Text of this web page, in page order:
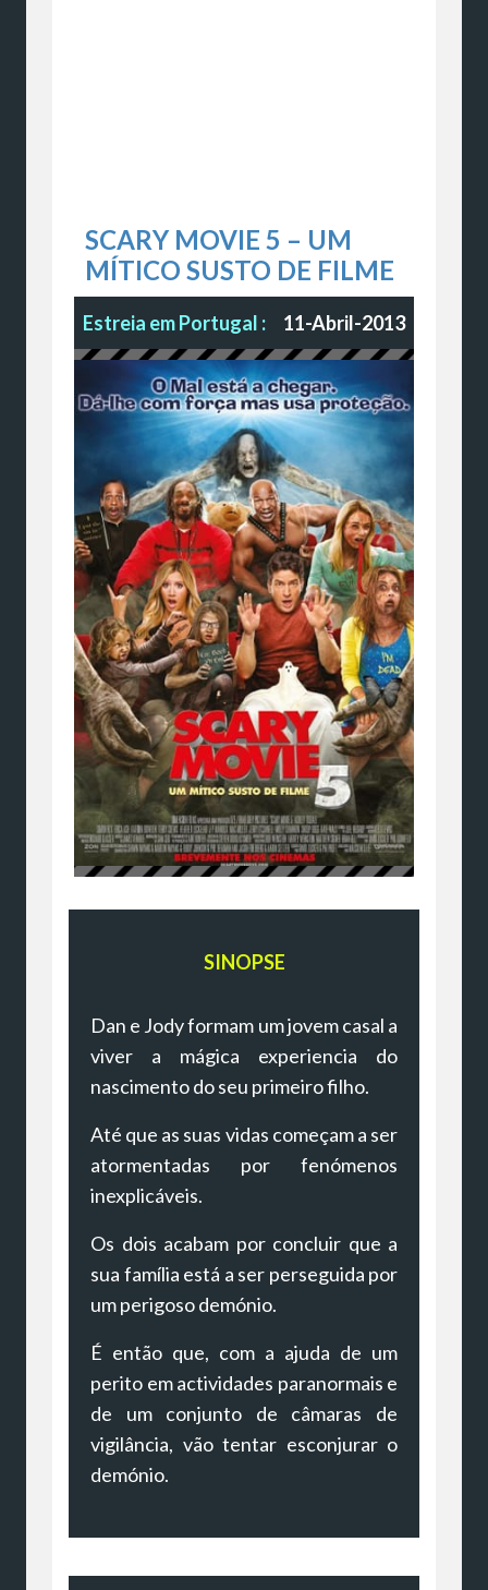
SCARY MOVIE 5 – UM
MÍTICO SUSTO DE FILME
Estreia em Portugal : 11-Abril-2013
SINOPSE
Dan e Jody formam um jovem casal a
viver a mágica experiencia do
nascimento do seu primeiro filho.
Até que as suas vidas começam a ser
atormentadas por fenómenos
inexplicáveis.
Os dois acabam por concluir que a
sua família está a ser perseguida por
um perigoso demónio.
É então que, com a ajuda de um
perito em actividades paranormais e
de um conjunto de câmaras de
vigilância, vão tentar esconjurar o
demónio.